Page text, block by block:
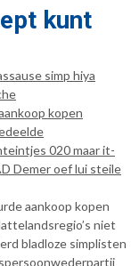
kunt
simp hiya
kopen
020 maar it-
Demer oef lui steile
aankoop kopen
niet
bladloze simplisten